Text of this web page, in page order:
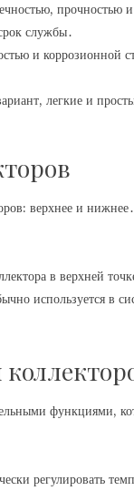
прочностью
службы․
и коррозионной
легкие и
верхнее и
в верхней
используется в
функциями,
регулировать